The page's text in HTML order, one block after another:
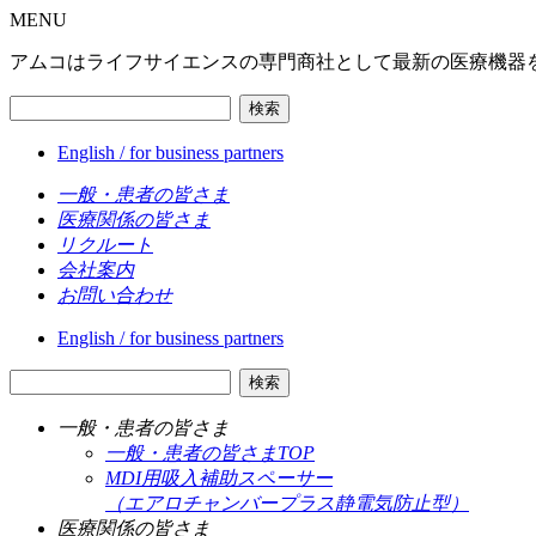
MENU
アムコはライフサイエンスの専門商社として最新の医療機器
検索
English / for business partners
一般・患者の皆さま
医療関係の皆さま
リクルート
会社案内
お問い合わせ
English / for business partners
検索
一般・患者の皆さま
一般・患者の皆さまTOP
MDI用吸入補助スペーサー
（エアロチャンバープラス静電気防止型）
医療関係の皆さま